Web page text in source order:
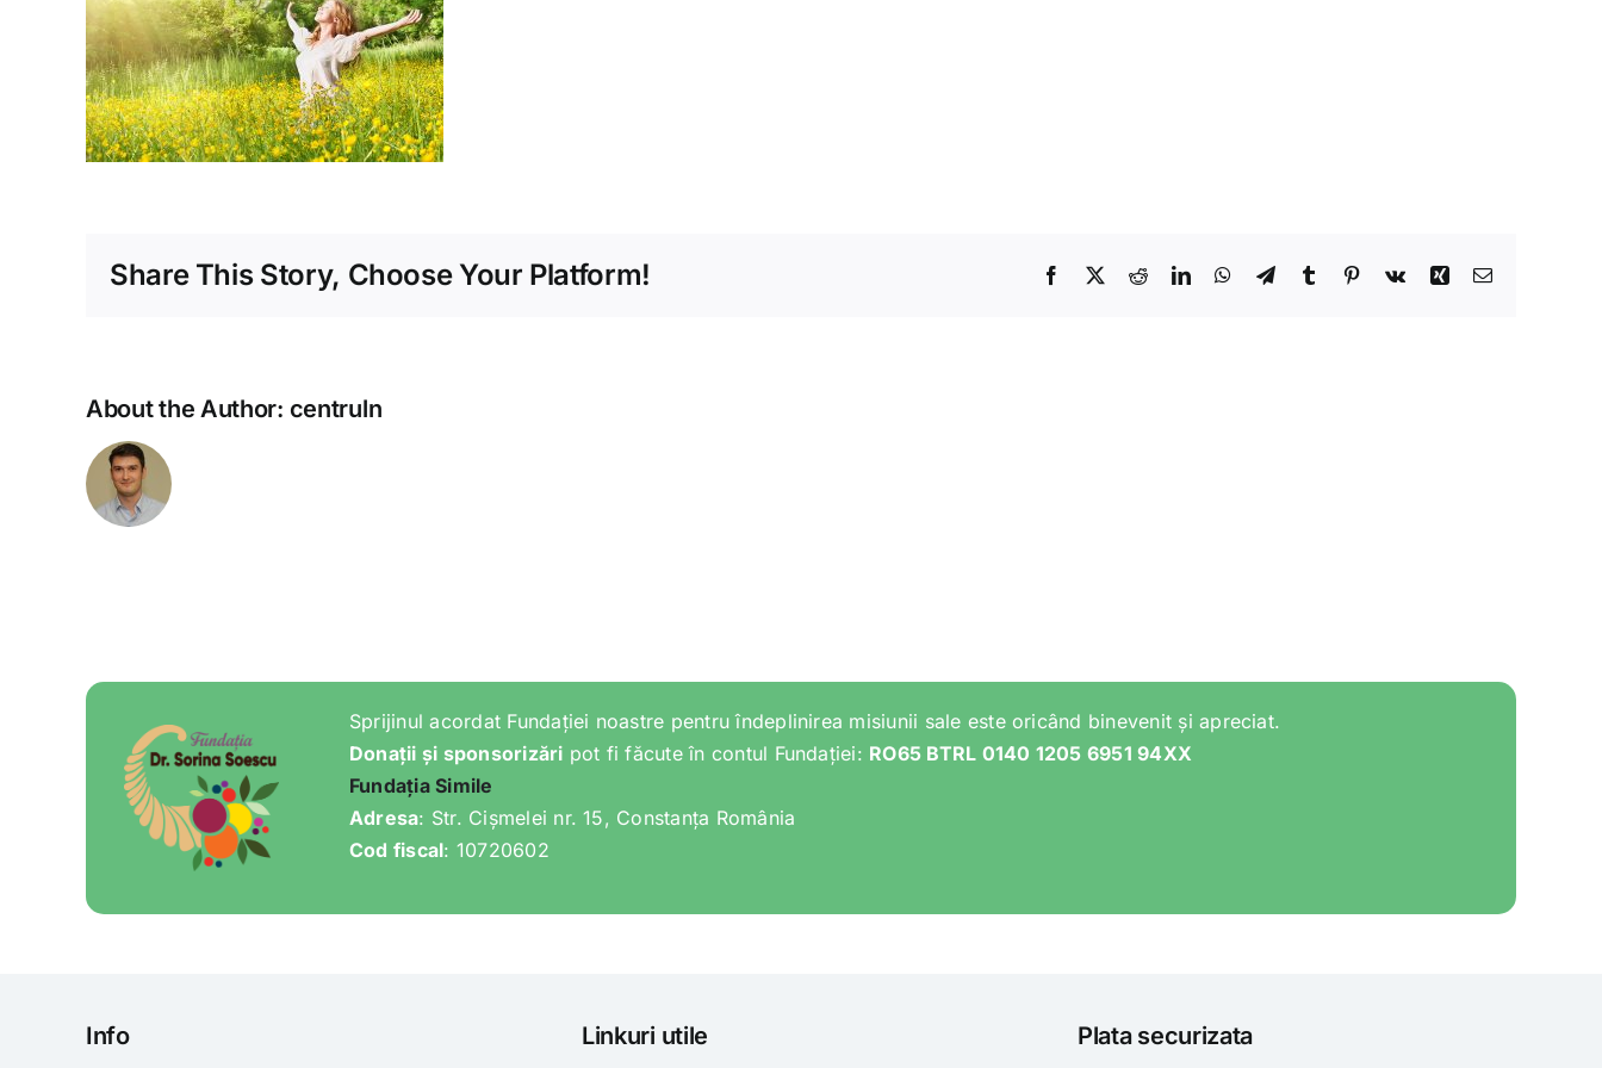
Share This Story, Choose Your Platform! Facebook
X RedditLinkedInWhatsApp
TelegramTumblr Pinterest
Vk Xing Email
About the Author: centruln
Sprijinul acordat Fundației noastre pentru îndeplinirea misiunii sale este oricând binevenit și apreciat.
Donații și sponsorizări pot fi făcute în contul Fundației: RO65 BTRL 0140 1205 6951 94XX
Fundația Simile
Adresa: Str. Cișmelei nr. 15, Constanța România
Cod fiscal: 10720602
Info Linkuri utile Plata securizata